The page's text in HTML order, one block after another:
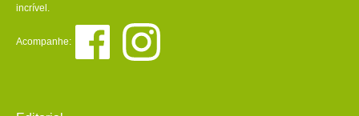
incrível.
Acompanhe: